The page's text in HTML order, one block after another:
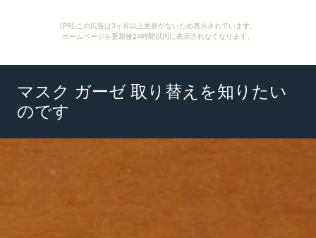
[PR] この広告は3ヶ月以上更新がないため表示されています。
ホームページを更新後24時間以内に表示されなくなります。
マスク ガーゼ 取り替えを知りたい
のです